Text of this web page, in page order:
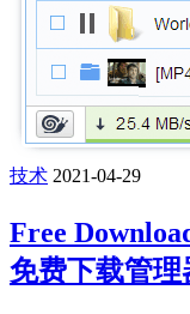
技术 2021-04-29
Free
免费下载管理